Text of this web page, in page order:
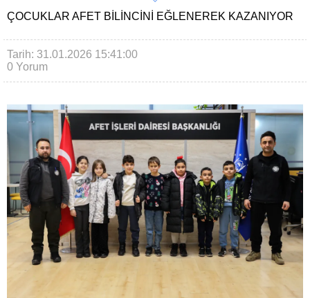
ÇOCUKLAR AFET BILINCINI EĞLENEREK KAZANIYOR
Tarih: 31.01.2026 15:41:00
0 Yorum